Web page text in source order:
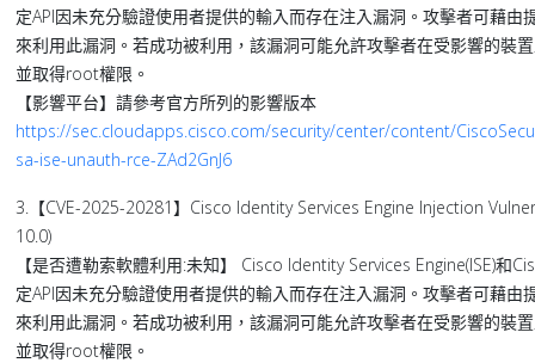
定API因未充分驗證使用者提供的輸入而存在注入漏洞。攻擊者可藉由
來利用此漏洞。若成功被利用，該漏洞可能允許攻擊者在受影響的裝
並取得root權限。
【影響平台】請參考官方所列的影響版本
https://sec.cloudapps.cisco.com/security/center/content/
sa-ise-unauth-rce-ZAd2GnJ6
3.【CVE-2025-20281】Cisco Identity Services Engine Injection
10.0)
【是否遭勒索軟體利用:未知】 Cisco Identity Services Engine(ISE)和
定API因未充分驗證使用者提供的輸入而存在注入漏洞。攻擊者可藉由
來利用此漏洞。若成功被利用，該漏洞可能允許攻擊者在受影響的裝
並取得root權限。